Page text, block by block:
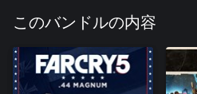
このバンドルの内容